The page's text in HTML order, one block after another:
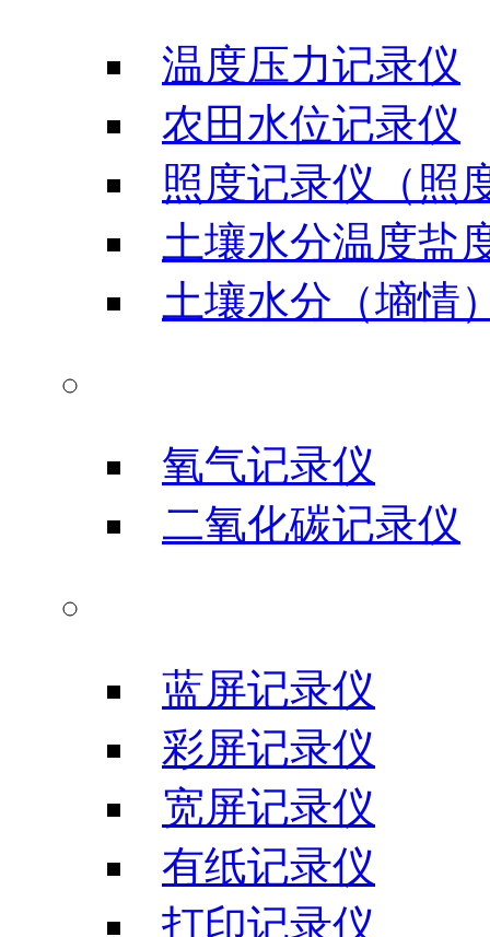
温度压力记录仪
农田水位记录仪
照度记录仪（照
土壤水分温度盐
土壤水分（墒情
氧气记录仪
二氧化碳记录仪
蓝屏记录仪
彩屏记录仪
宽屏记录仪
有纸记录仪
打印记录仪